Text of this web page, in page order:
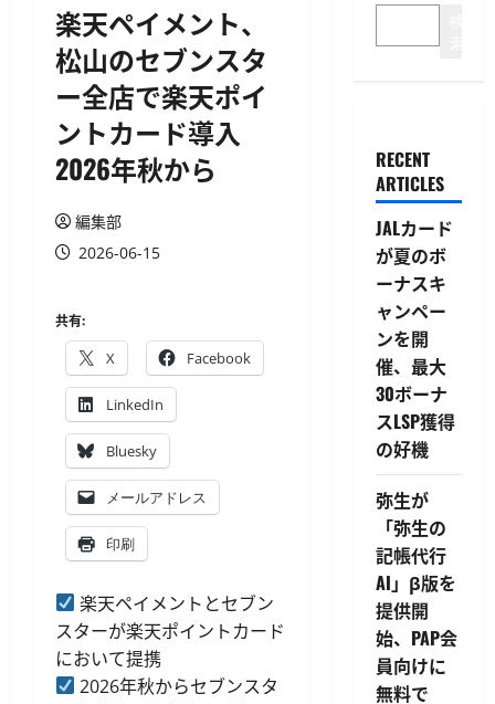
楽天ペイメント、
松山のセブンスタ
ー全店で楽天ポイ
ントカード導入
2026年秋から
編集部
2026-06-15
共有:
X Facebook
LinkedIn
Bluesky
メールアドレス
印刷
楽天ペイメントとセブン
スターが楽天ポイントカード
において提携
2026年秋からセブンスタ
RECENT
ARTICLES
JALカード
が夏のボ
ーナスキ
ャンペー
ンを開
催、最大
30ボーナ
スLSP獲得
の好機
弥生が
「弥生の
記帳代行
AI」β版を
提供開
始、PAP会
員向けに
無料で